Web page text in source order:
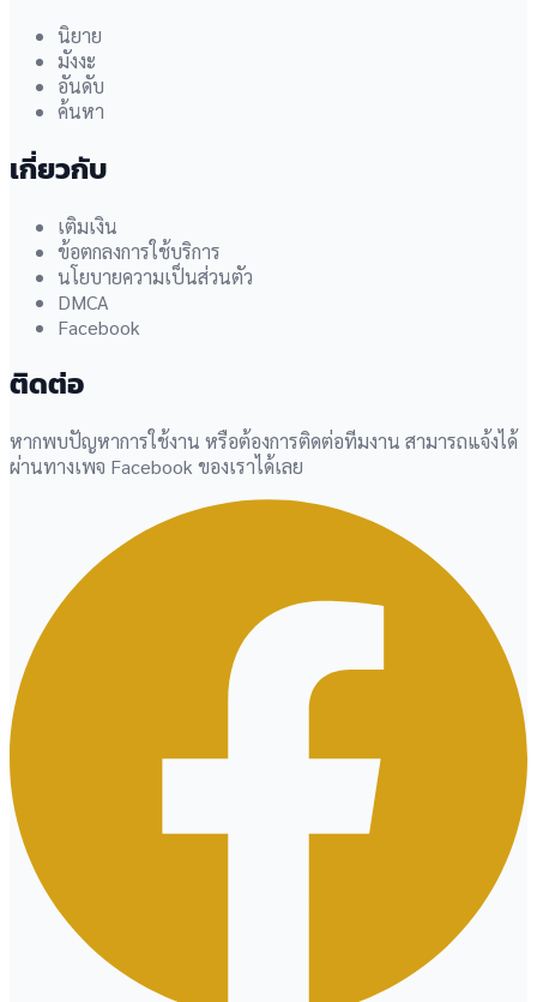
นิยาย
มังงะ
อันดับ
ค้นหา
เกี่ยวกับ
เติมเงิน
ข้อตกลงการใช้บริการ
นโยบายความเป็นส่วนตัว
DMCA
Facebook
ติดต่อ
หากพบปัญหาการใช้งาน หรือต้องการติดต่อทีมงาน สามารถแจ้งได้
ผ่านทางเพจ Facebook ของเราได้เลย